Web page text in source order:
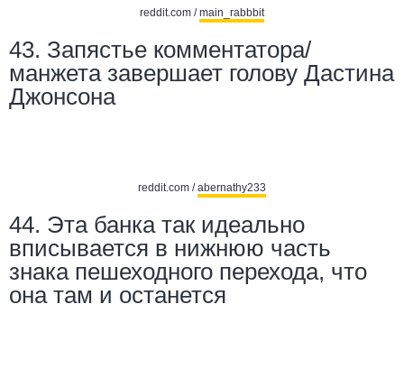
reddit.com /main_rabbbit
43. Запястье комментатора/
манжета завершает голову Дастина
Джонсона
reddit.com /abernathy233
44. Эта банка так идеально
вписывается в нижнюю часть
знака пешеходного перехода, что
она там и останется